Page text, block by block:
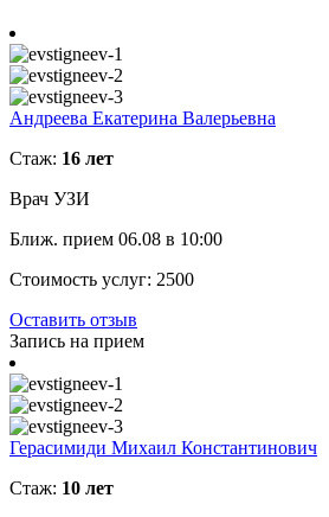
Андреева Екатерина Валерьевна
Стаж: 16 лет
Врач УЗИ
Ближ. прием 06.08 в 10:00
Стоимость услуг: 2500
Оставить отзыв
Запись на прием
Герасимиди Михаил Константинович
Стаж: 10 лет